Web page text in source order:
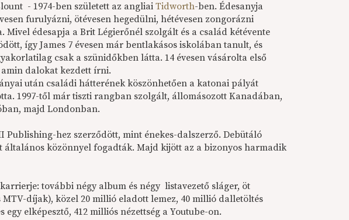
- 1974-ben született az angliaiTidworth-ben. Édesanyja
furulyázni, ötévesen hegedülni, hétévesen zongorázni
Mivel édesapja a Brit Légierőnél szolgált és a család kétévente
így James 7 évesen már bentlakásos iskolában tanult, és
csak a szünidőkben látta. 14 évesen vásárolta első
dalokat kezdett írni.
után családi hátterének köszönhetően a katonai pályát
1997-től már tiszti rangban szolgált, állomásozott Kanadában,
majd Londonban.
Publishing-hez szerződött, mint énekes-dalszerző. Debütáló
általános közönnyel fogadták. Majd kijött az a bizonyos harmadik
további négy album és négy listavezető sláger, öt
díjak), közel 20 millió eladott lemez, 40 millió dalletöltés
elképesztő, 412 milliós nézettség a Youtube-on.